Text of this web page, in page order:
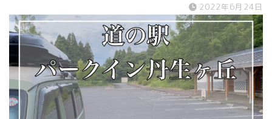
2022年6月24日